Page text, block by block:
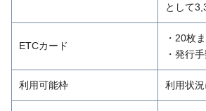
として
ETCカード
・20枚
・発行
利用可能枠 利用状